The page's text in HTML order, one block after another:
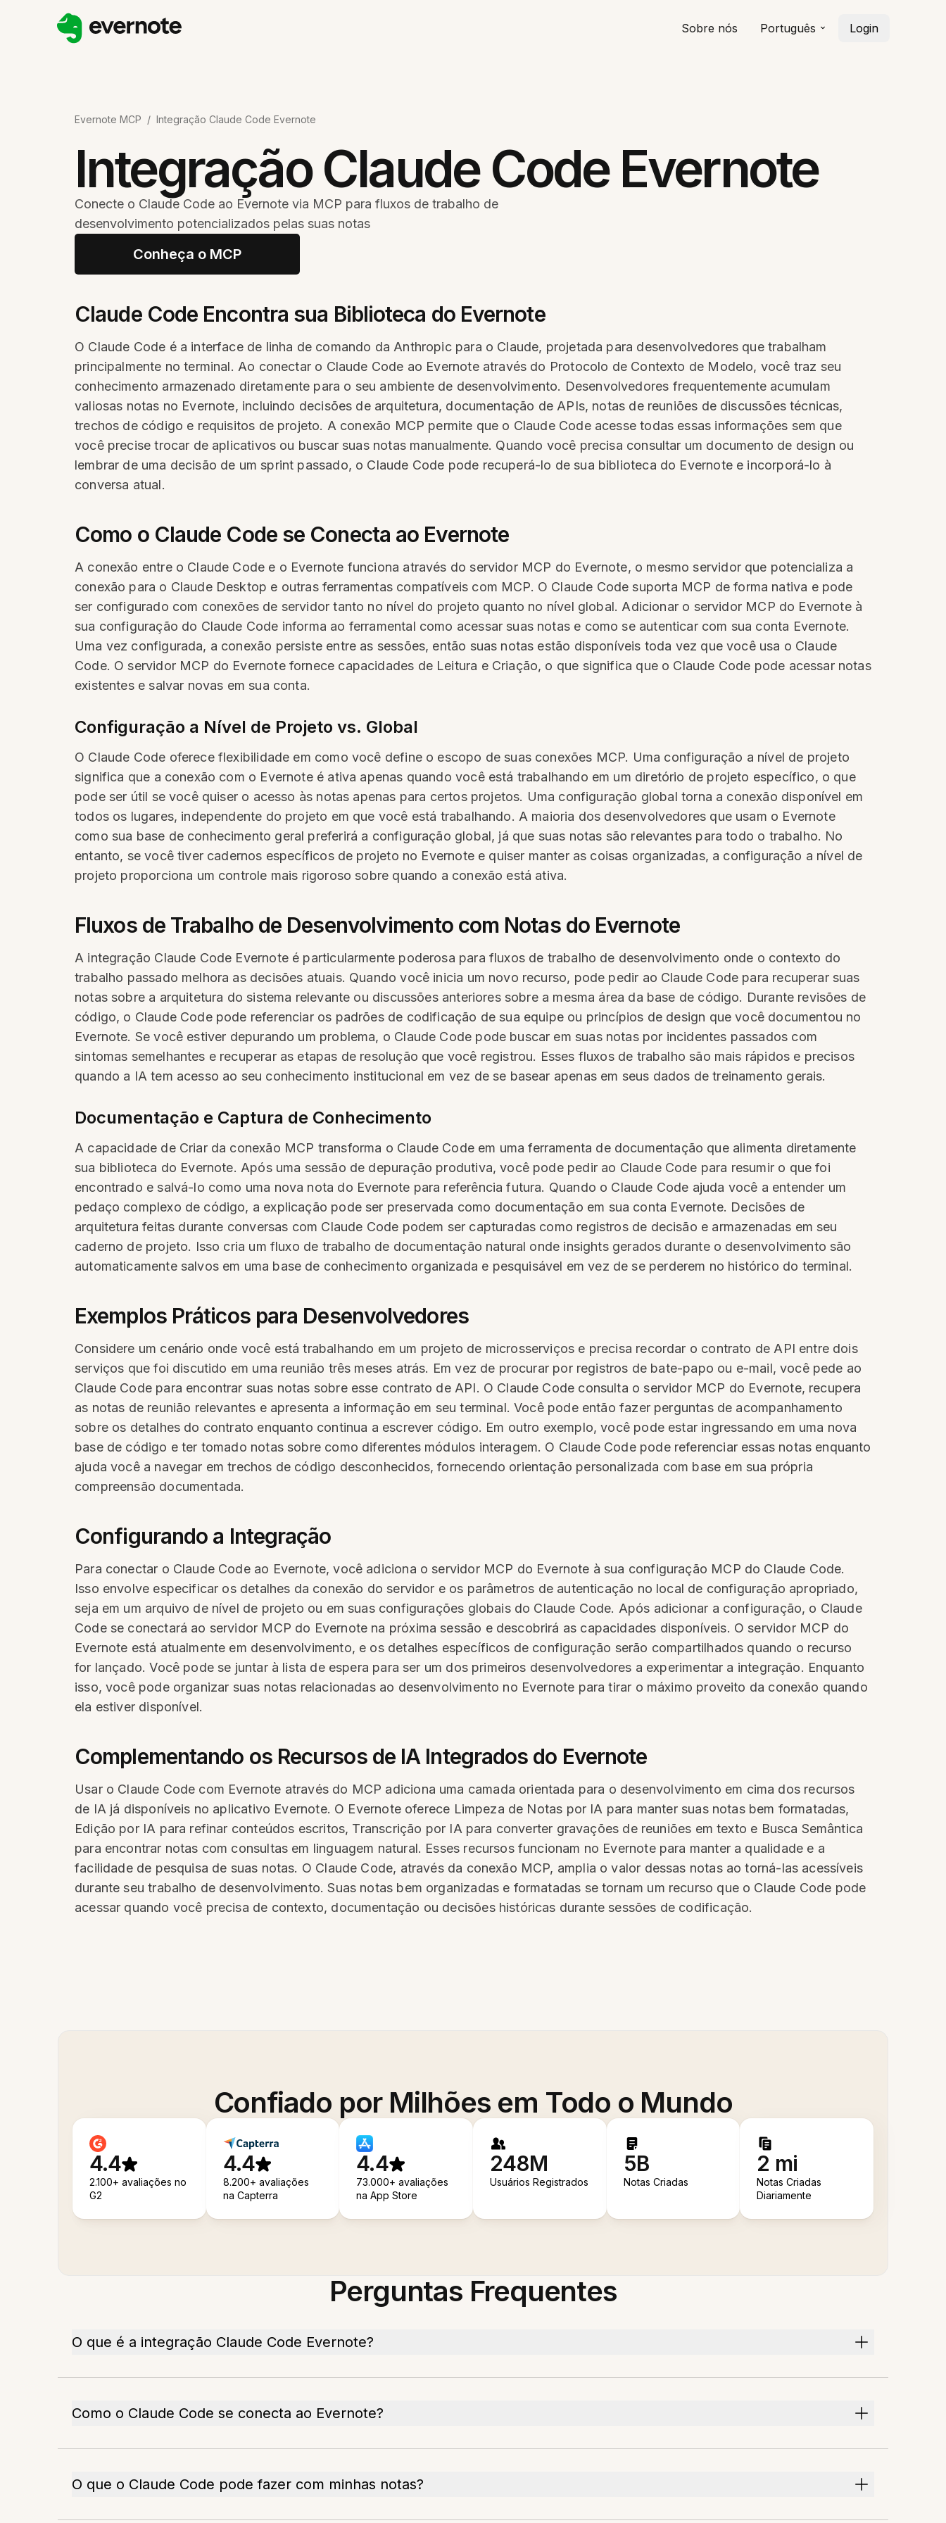
Sobre nós Português Login
Evernote MCP / Integração Claude Code Evernote
Integração Claude Code Evernote
Conecte o Claude Code ao Evernote via MCP para fluxos de trabalho de
desenvolvimento potencializados pelas suas notas
Conheça o MCP
Claude Code Encontra sua Biblioteca do Evernote
O Claude Code é a interface de linha de comando da Anthropic para o Claude, projetada para desenvolvedores que trabalham
principalmente no terminal. Ao conectar o Claude Code ao Evernote através do Protocolo de Contexto de Modelo, você traz seu
conhecimento armazenado diretamente para o seu ambiente de desenvolvimento. Desenvolvedores frequentemente acumulam
valiosas notas no Evernote, incluindo decisões de arquitetura, documentação de APIs, notas de reuniões de discussões técnicas,
trechos de código e requisitos de projeto. A conexão MCP permite que o Claude Code acesse todas essas informações sem que
você precise trocar de aplicativos ou buscar suas notas manualmente. Quando você precisa consultar um documento de design ou
lembrar de uma decisão de um sprint passado, o Claude Code pode recuperá-lo de sua biblioteca do Evernote e incorporá-lo à
conversa atual.
Como o Claude Code se Conecta ao Evernote
A conexão entre o Claude Code e o Evernote funciona através do servidor MCP do Evernote, o mesmo servidor que potencializa a
conexão para o Claude Desktop e outras ferramentas compatíveis com MCP. O Claude Code suporta MCP de forma nativa e pode
ser configurado com conexões de servidor tanto no nível do projeto quanto no nível global. Adicionar o servidor MCP do Evernote à
sua configuração do Claude Code informa ao ferramental como acessar suas notas e como se autenticar com sua conta Evernote.
Uma vez configurada, a conexão persiste entre as sessões, então suas notas estão disponíveis toda vez que você usa o Claude
Code. O servidor MCP do Evernote fornece capacidades de Leitura e Criação, o que significa que o Claude Code pode acessar notas
existentes e salvar novas em sua conta.
Configuração a Nível de Projeto vs. Global
O Claude Code oferece flexibilidade em como você define o escopo de suas conexões MCP. Uma configuração a nível de projeto
significa que a conexão com o Evernote é ativa apenas quando você está trabalhando em um diretório de projeto específico, o que
pode ser útil se você quiser o acesso às notas apenas para certos projetos. Uma configuração global torna a conexão disponível em
todos os lugares, independente do projeto em que você está trabalhando. A maioria dos desenvolvedores que usam o Evernote
como sua base de conhecimento geral preferirá a configuração global, já que suas notas são relevantes para todo o trabalho. No
entanto, se você tiver cadernos específicos de projeto no Evernote e quiser manter as coisas organizadas, a configuração a nível de
projeto proporciona um controle mais rigoroso sobre quando a conexão está ativa.
Fluxos de Trabalho de Desenvolvimento com Notas do Evernote
A integração Claude Code Evernote é particularmente poderosa para fluxos de trabalho de desenvolvimento onde o contexto do
trabalho passado melhora as decisões atuais. Quando você inicia um novo recurso, pode pedir ao Claude Code para recuperar suas
notas sobre a arquitetura do sistema relevante ou discussões anteriores sobre a mesma área da base de código. Durante revisões de
código, o Claude Code pode referenciar os padrões de codificação de sua equipe ou princípios de design que você documentou no
Evernote. Se você estiver depurando um problema, o Claude Code pode buscar em suas notas por incidentes passados com
sintomas semelhantes e recuperar as etapas de resolução que você registrou. Esses fluxos de trabalho são mais rápidos e precisos
quando a IA tem acesso ao seu conhecimento institucional em vez de se basear apenas em seus dados de treinamento gerais.
Documentação e Captura de Conhecimento
A capacidade de Criar da conexão MCP transforma o Claude Code em uma ferramenta de documentação que alimenta diretamente
sua biblioteca do Evernote. Após uma sessão de depuração produtiva, você pode pedir ao Claude Code para resumir o que foi
encontrado e salvá-lo como uma nova nota do Evernote para referência futura. Quando o Claude Code ajuda você a entender um
pedaço complexo de código, a explicação pode ser preservada como documentação em sua conta Evernote. Decisões de
arquitetura feitas durante conversas com Claude Code podem ser capturadas como registros de decisão e armazenadas em seu
caderno de projeto. Isso cria um fluxo de trabalho de documentação natural onde insights gerados durante o desenvolvimento são
automaticamente salvos em uma base de conhecimento organizada e pesquisável em vez de se perderem no histórico do terminal.
Exemplos Práticos para Desenvolvedores
Considere um cenário onde você está trabalhando em um projeto de microsserviços e precisa recordar o contrato de API entre dois
serviços que foi discutido em uma reunião três meses atrás. Em vez de procurar por registros de bate-papo ou e-mail, você pede ao
Claude Code para encontrar suas notas sobre esse contrato de API. O Claude Code consulta o servidor MCP do Evernote, recupera
as notas de reunião relevantes e apresenta a informação em seu terminal. Você pode então fazer perguntas de acompanhamento
sobre os detalhes do contrato enquanto continua a escrever código. Em outro exemplo, você pode estar ingressando em uma nova
base de código e ter tomado notas sobre como diferentes módulos interagem. O Claude Code pode referenciar essas notas enquanto
ajuda você a navegar em trechos de código desconhecidos, fornecendo orientação personalizada com base em sua própria
compreensão documentada.
Configurando a Integração
Para conectar o Claude Code ao Evernote, você adiciona o servidor MCP do Evernote à sua configuração MCP do Claude Code.
Isso envolve especificar os detalhes da conexão do servidor e os parâmetros de autenticação no local de configuração apropriado,
seja em um arquivo de nível de projeto ou em suas configurações globais do Claude Code. Após adicionar a configuração, o Claude
Code se conectará ao servidor MCP do Evernote na próxima sessão e descobrirá as capacidades disponíveis. O servidor MCP do
Evernote está atualmente em desenvolvimento, e os detalhes específicos de configuração serão compartilhados quando o recurso
for lançado. Você pode se juntar à lista de espera para ser um dos primeiros desenvolvedores a experimentar a integração. Enquanto
isso, você pode organizar suas notas relacionadas ao desenvolvimento no Evernote para tirar o máximo proveito da conexão quando
ela estiver disponível.
Complementando os Recursos de IA Integrados do Evernote
Usar o Claude Code com Evernote através do MCP adiciona uma camada orientada para o desenvolvimento em cima dos recursos
de IA já disponíveis no aplicativo Evernote. O Evernote oferece Limpeza de Notas por IA para manter suas notas bem formatadas,
Edição por IA para refinar conteúdos escritos, Transcrição por IA para converter gravações de reuniões em texto e Busca Semântica
para encontrar notas com consultas em linguagem natural. Esses recursos funcionam no Evernote para manter a qualidade e a
facilidade de pesquisa de suas notas. O Claude Code, através da conexão MCP, amplia o valor dessas notas ao torná-las acessíveis
durante seu trabalho de desenvolvimento. Suas notas bem organizadas e formatadas se tornam um recurso que o Claude Code pode
acessar quando você precisa de contexto, documentação ou decisões históricas durante sessões de codificação.
Confiado por Milhões em Todo o Mundo
4.4
2.100+ avaliações no
G2
4.4
8.200+ avaliações
na Capterra
4.4
73.000+ avaliações
na App Store
248M
Usuários Registrados
5B
Notas Criadas
2 mi
Notas Criadas
Diariamente
Perguntas Frequentes
O que é a integração Claude Code Evernote?
Como o Claude Code se conecta ao Evernote?
O que o Claude Code pode fazer com minhas notas?